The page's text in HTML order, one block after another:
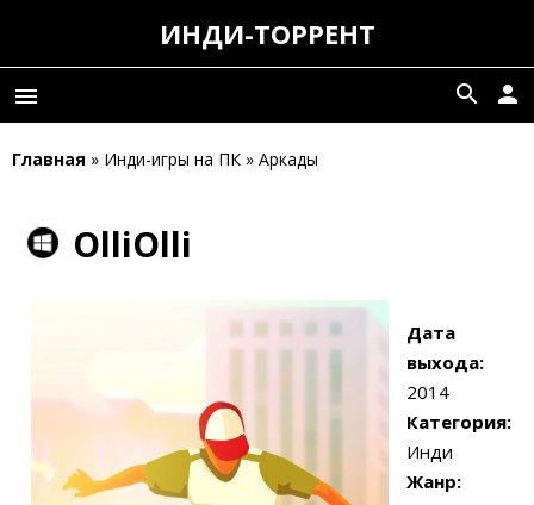
ИНДИ-ТОРРЕНТ
menu person
search
Главная » Инди-игры на ПК » Аркады
OlliOlli
Дата
выхода:
2014
Категория:
Инди
Жанр: